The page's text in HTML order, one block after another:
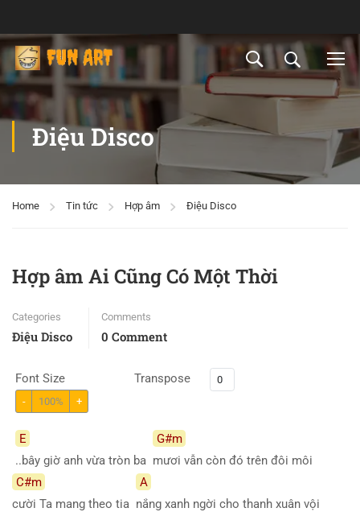
Điệu Disco
Home Tin tức Hợp âm Điệu Disco
Hợp âm Ai Cũng Có Một Thời
Categories
Điệu Disco
Comments
0 Comment
Font Size
- 100% +
Transpose
E
..bây giờ anh vừa tròn ba
G#m
mươi vẫn còn đó trên đôi môi
C#m
cười Ta mang theo tia
A
nắng xanh ngời cho thanh xuân vội